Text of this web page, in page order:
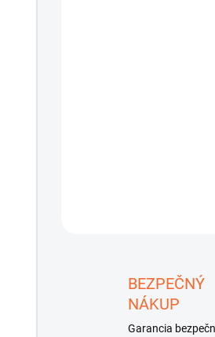
BEZPEČNÝ
NÁKUP
Garancia